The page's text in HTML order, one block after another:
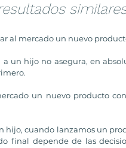
al mercado un nuevo
a un hijo no asegura, en
un nuevo producto
hijo, cuando lanzamos un
final depende de las